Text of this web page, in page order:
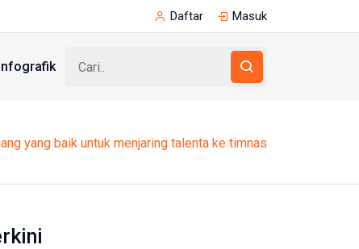
Daftar Masuk
yang baik untuk menjaring talenta ke timnas